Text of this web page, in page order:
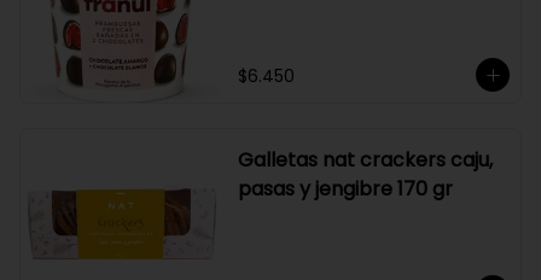
$6.450
Galletas nat crackers caju,
pasas y jengibre 170 gr